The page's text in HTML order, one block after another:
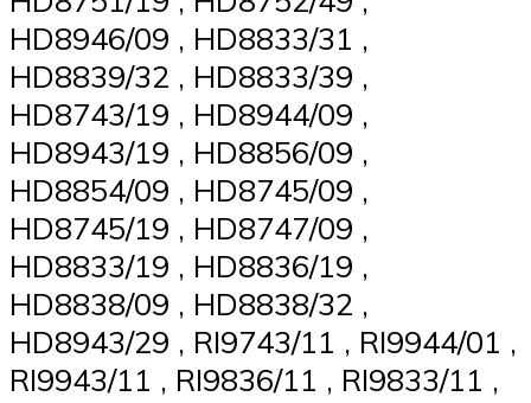
HD8946/09 , HD8833/31 ,
HD8839/32 , HD8833/39 ,
HD8743/19 , HD8944/09 ,
HD8943/19 , HD8856/09 ,
HD8854/09 , HD8745/09 ,
HD8745/19 , HD8747/09 ,
HD8833/19 , HD8836/19 ,
HD8838/09 , HD8838/32 ,
HD8943/29 , RI9743/11 , RI9944/01 ,
RI9943/11 , RI9836/11 , RI9833/11 ,